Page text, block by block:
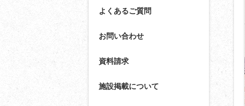
よくあるご質問
お問い合わせ
資料請求
施設掲載について